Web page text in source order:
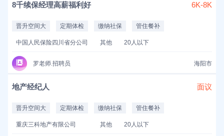
8千续保经理高薪福利好 6K-8K
晋升空间大 定期体检 缴纳社保 管住餐补
中国人民保险四川省分公司 其他 20人以下
罗老师.招聘员 海阳市
地产经纪人 面议
晋升空间大 定期体检 缴纳社保 管住餐补
重庆三科地产有限公司 其他 20人以下